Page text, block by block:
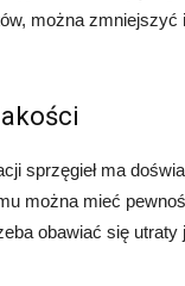
można
sprzęgieł ma
można mieć
obawiać się